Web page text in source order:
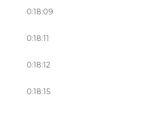
0:18:09
0:18:11
0:18:12
0:18:15